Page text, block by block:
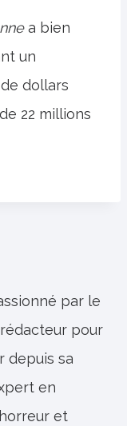
a bien
un
dollars
22 millions
par le
pour
depuis sa
en
et